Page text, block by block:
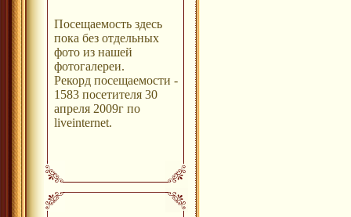
Посещаемость здесь
пока без отдельных
фото из нашей
фотогалереи.
Рекорд посещаемости -
1583 посетителя 30
апреля 2009г по
liveinternet.